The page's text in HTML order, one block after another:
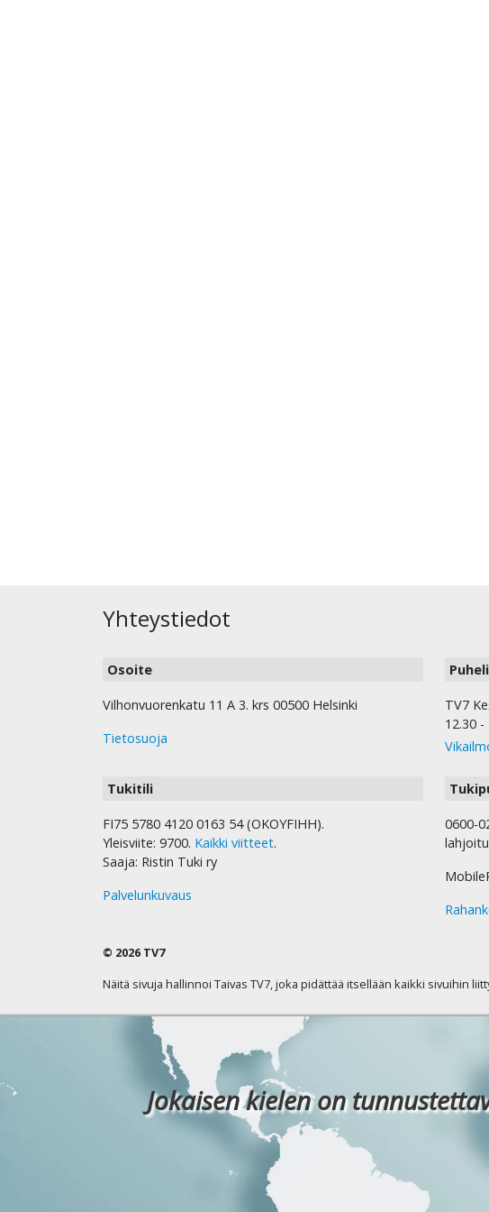
Yhteystiedot
Osoite
Vilhonvuorenkatu 11 A 3. krs 00500 Helsinki
Tietosuoja
TV7
12.30 -
Tukitili
FI75 5780 4120 0163 54 (OKOYFIHH).
Yleisviite: 9700. Kaikki viitteet.
Saaja: Ristin Tuki ry
Palvelunkuvaus
0600-
© 2026 TV7
Näitä sivuja hallinnoi Taivas TV7, joka pidättää itsellään kaikki sivuihin
Jokaisen kielen on